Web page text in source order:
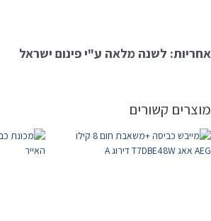
אחריות: לשנה מלאה ע"י פינום ישראל
מוצרים קשורים